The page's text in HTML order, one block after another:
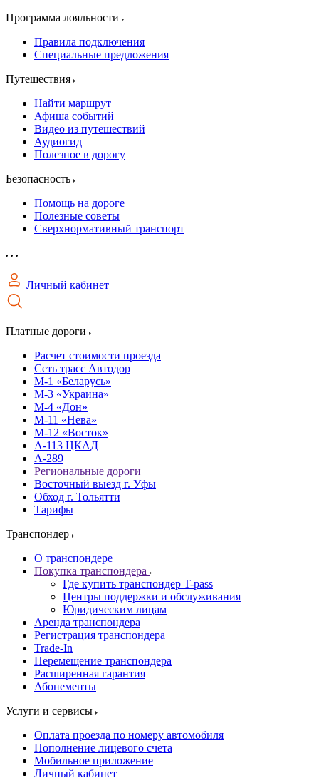
Программа лояльности
Правила подключения
Специальные предложения
Путешествия
Найти маршрут
Афиша событий
Видео из путешествий
Аудиогид
Полезное в дорогу
Безопасность
Помощь на дороге
Полезные советы
Сверхнормативный транспорт
Личный кабинет
Платные дороги
Расчет стоимости проезда
Сеть трасс Автодор
М-1 «Беларусь»
М-3 «Украина»
М-4 «Дон»
М-11 «Нева»
М-12 «Восток»
А-113 ЦКАД
А-289
Региональные дороги
Восточный выезд г. Уфы
Обход г. Тольятти
Тарифы
Транспондер
О транспондере
Покупка транспондера
Где купить транспондер T-pass
Центры поддержки и обслуживания
Юридическим лицам
Аренда транспондера
Регистрация транспондера
Trade-In
Перемещение транспондера
Расширенная гарантия
Абонементы
Услуги и сервисы
Оплата проезда по номеру автомобиля
Пополнение лицевого счета
Мобильное приложение
Личный кабинет